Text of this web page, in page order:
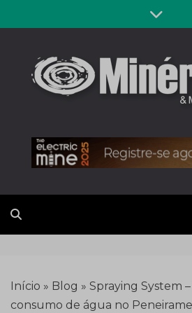
to
Início » Blog » Spraying System
consumo de água no